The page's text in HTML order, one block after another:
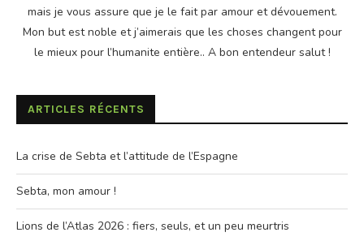
mais je vous assure que je le fait par amour et dévouement.
Mon but est noble et j’aimerais que les choses changent pour
le mieux pour l’humanite entière.. A bon entendeur salut !
ARTICLES RÉCENTS
La crise de Sebta et l’attitude de l’Espagne
Sebta, mon amour !
Lions de l’Atlas 2026 : fiers, seuls, et un peu meurtris